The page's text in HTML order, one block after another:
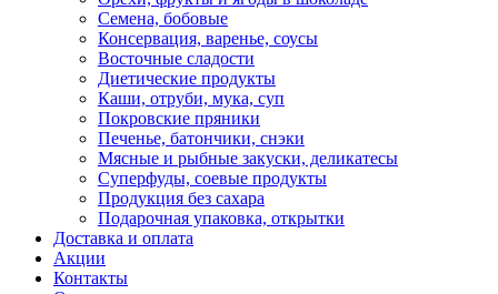
Семена, бобовые
Консервация, варенье, соусы
Восточные сладости
Диетические продукты
Каши, отруби, мука, суп
Покровские пряники
Печенье, батончики, снэки
Мясные и рыбные закуски, деликатесы
Суперфуды, соевые продукты
Продукция без сахара
Подарочная упаковка, открытки
Доставка и оплата
Акции
Контакты